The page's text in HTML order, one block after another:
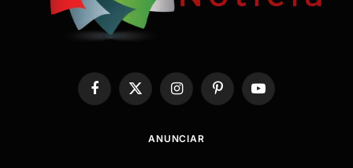
Facebook
X
InstagramPinterestYouTube
ANUNCIAR